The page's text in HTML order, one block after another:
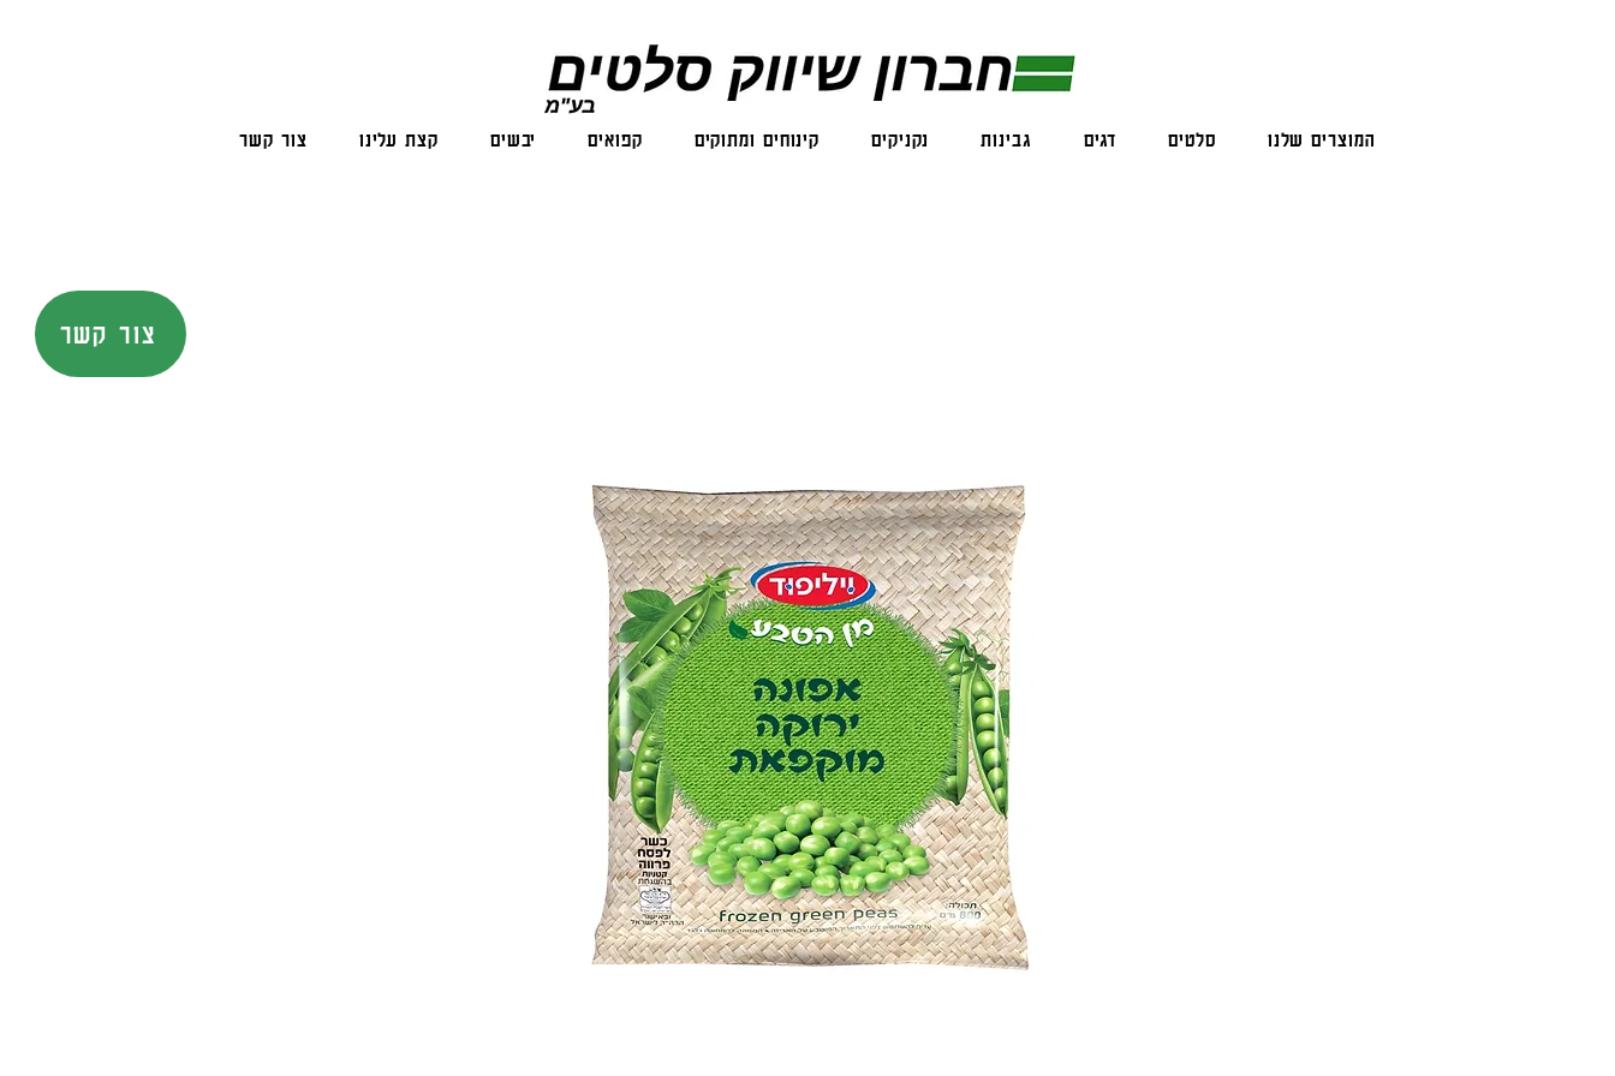
צור קשר
המוצרים שלנו סלטים דגים גבינות נקניקים קינוחים ומתוקים קפואים יבשים קצת עלינו צור קשר